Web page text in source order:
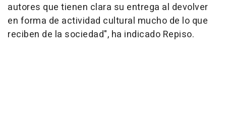
autores que tienen clara su entrega al devolver
en forma de actividad cultural mucho de lo que
reciben de la sociedad", ha indicado Repiso.